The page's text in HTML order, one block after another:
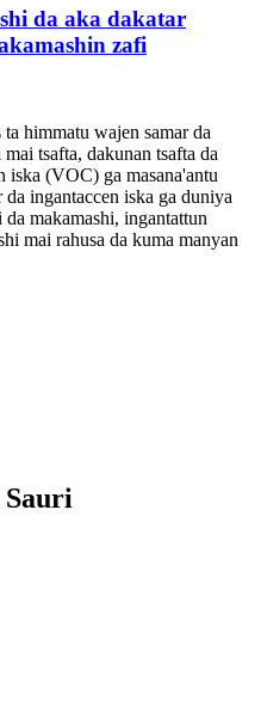
da aka dakatar
zafi
himmatu wajen samar da
tsafta, dakunan tsafta da
iska (VOC) ga masana'antu
ingantaccen iska ga duniya
makamashi, ingantattun
mai rahusa da kuma manyan